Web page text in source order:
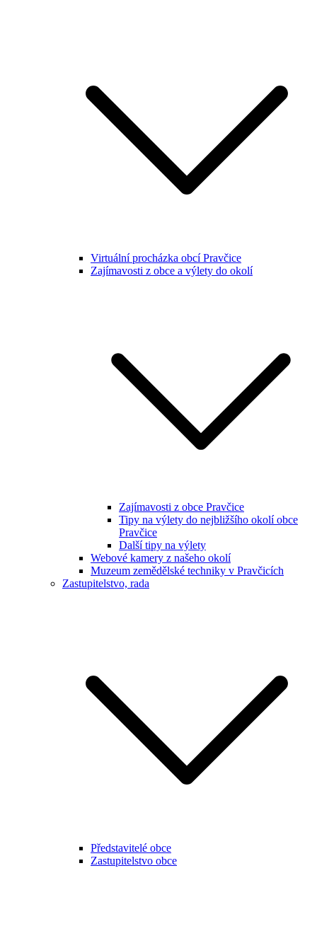
Virtuální procházka obcí Pravčice
Zajímavosti z obce a výlety do okolí
Zajímavosti z obce Pravčice
Tipy na výlety do nejbližšího okolí obce
Pravčice
Další tipy na výlety
Webové kamery z našeho okolí
Muzeum zemědělské techniky v Pravčicích
Zastupitelstvo, rada
Představitelé obce
Zastupitelstvo obce